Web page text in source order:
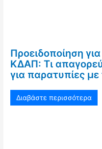
Προειδοποίηση
ΚΔΑΠ: Τι
για παρατυπίες
Διαβάστε περισσότερα